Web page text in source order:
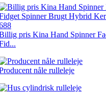
pris Kina Hand Spinner
nåle rulleleje